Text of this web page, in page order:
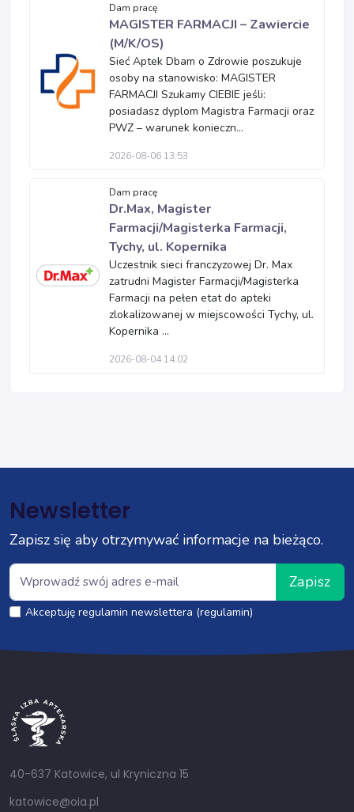
Dam pracę
MAGISTER FARMACJI – Zawiercie
(M/K/OS)
Sieć Aptek Dbam o Zdrowie poszukuje
osoby na stanowisko: MAGISTER
FARMACJI Szukamy CIEBIE jeśli:
posiadasz dyplom Magistra Farmacji oraz
PWZ – warunek konieczn...
2026-08-06 13:53
Dam pracę
Dr.Max, Magister
Farmacji/Magisterka Farmacji,
Tychy, ul. Kopernika
Uczestnik sieci franczyzowej Dr. Max
zatrudni Magister Farmacji/Magisterka
Farmacji na pełen etat do apteki
zlokalizowanej w miejscowości Tychy, ul.
Kopernika ...
2026-08-04 14:02
Newsletter
Zapisz się aby otrzymywać informacje na bieżąco.
Zapisz
Akceptuję regulamin newslettera (regulamin)
40-637 Katowice, ul Kryniczna 15
katowice@oia.pl